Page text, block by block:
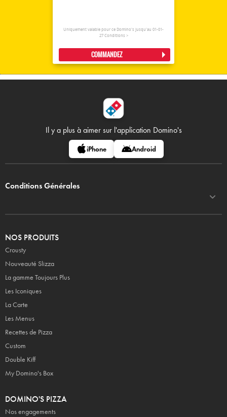
Uniquement valable pour ce Domino's jusqu'au 01-01-
27 Conditions >
COMMANDEZ
Il y a plus à aimer sur l'application Domino's
iPhone Android
Conditions Générales
NOS PRODUITS
Crousty
Nouveauté Slizza
La gamme Toujours Plus
Les Iconiques
La Carte
Les Menus
Recettes de Pizza
Custom
Double Kiff
My Domino's Box
DOMINO'S PIZZA
Nos engagements